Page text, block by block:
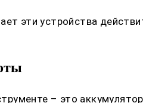
эти устройства
– это